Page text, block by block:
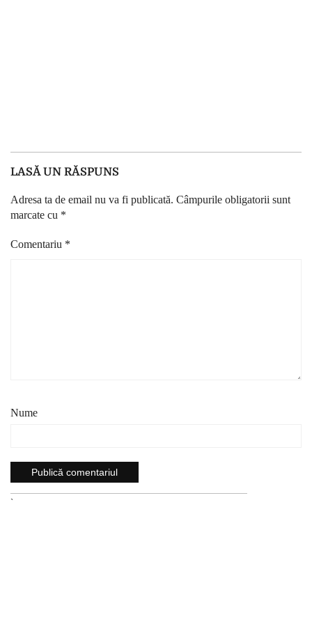
LASĂ UN RĂSPUNS
Adresa ta de email nu va fi publicată. Câmpurile obligatorii sunt
marcate cu *
Comentariu *
Nume
`